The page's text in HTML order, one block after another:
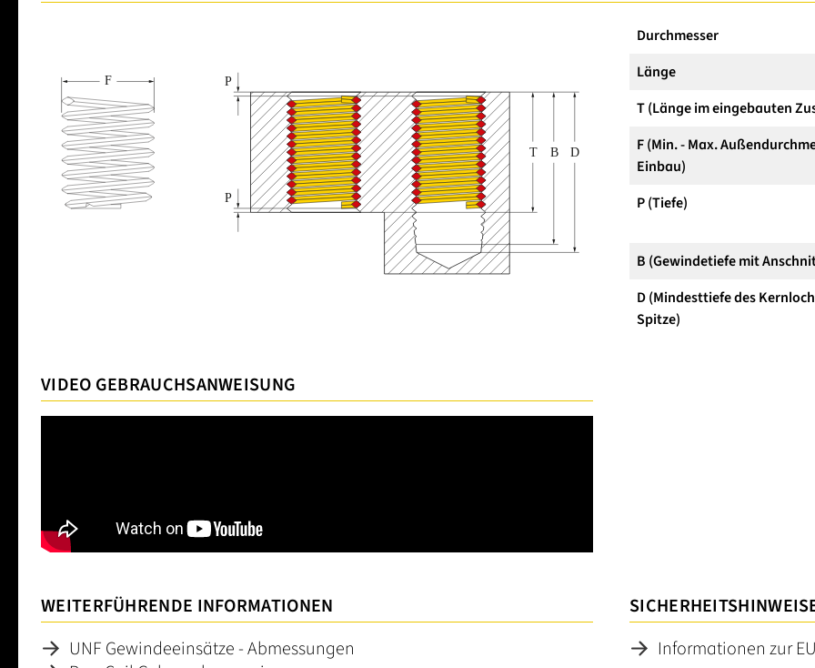
Durchmesser
Länge
T (Länge im eingebauten
F (Min. - Max.
Einbau)
P (Tiefe)
B (Gewindetiefe mit
D (Mindesttiefe des
Spitze)
VIDEO GEBRAUCHSANWEISUNG
WEITERFÜHRENDE INFORMATIONEN
UNF Gewindeeinsätze - Abmessungen
Informationen zur